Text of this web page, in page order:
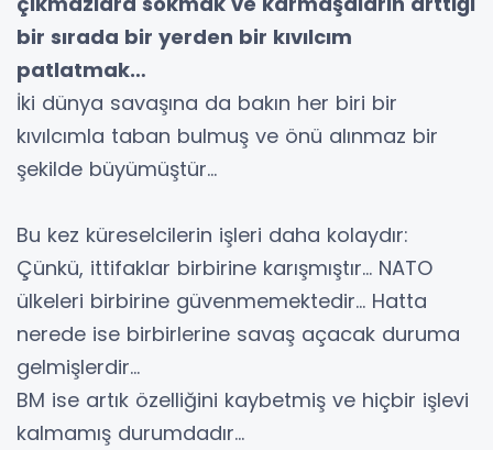
bir sırada bir yerden bir kıvılcım
patlatmak…
İki dünya savaşına da bakın her biri bir
kıvılcımla taban bulmuş ve önü alınmaz bir
şekilde büyümüştür…
Bu kez küreselcilerin işleri daha kolaydır:
Çünkü, ittifaklar birbirine karışmıştır… NATO
ülkeleri birbirine güvenmemektedir… Hatta
nerede ise birbirlerine savaş açacak duruma
gelmişlerdir…
BM ise artık özelliğini kaybetmiş ve hiçbir işlevi
kalmamış durumdadır…